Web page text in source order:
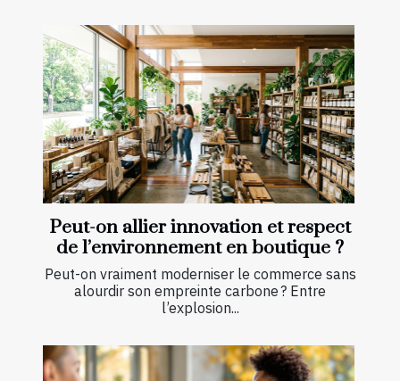
Peut-on allier innovation et respect
de l’environnement en boutique ?
Peut-on vraiment moderniser le commerce sans
alourdir son empreinte carbone ? Entre
l’explosion...